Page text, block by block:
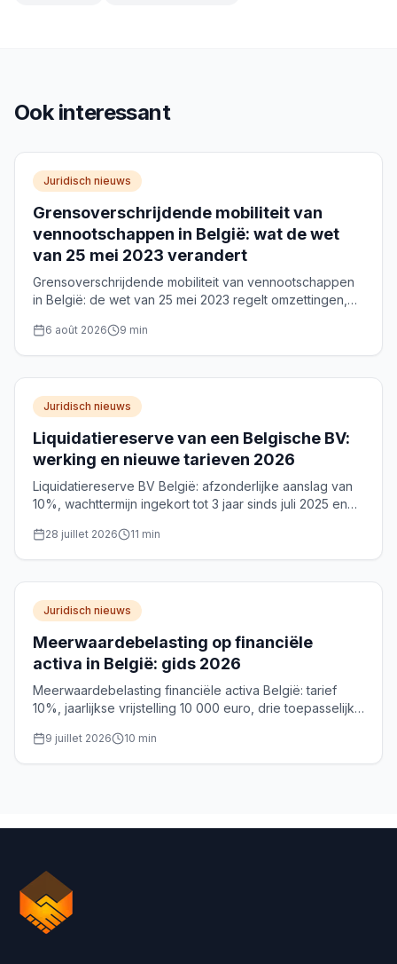
Ook interessant
Juridisch nieuws
Grensoverschrijdende mobiliteit van
vennootschappen in België: wat de wet
van 25 mei 2023 verandert
Grensoverschrijdende mobiliteit van vennootschappen
in België: de wet van 25 mei 2023 regelt omzettingen,
rechten van aandeelhouders.
6 août 2026 9 min
Juridisch nieuws
Liquidatiereserve van een Belgische BV:
werking en nieuwe tarieven 2026
Liquidatiereserve BV België: afzonderlijke aanslag van
10%, wachttermijn ingekort tot 3 jaar sinds juli 2025 en
28 juillet 2026 11 min
Juridisch nieuws
Meerwaardebelasting op financiële
activa in België: gids 2026
Meerwaardebelasting financiële activa België: tarief
10%, jaarlijkse vrijstelling 10 000 euro, drie toepasselijke
en zelfstandigen.
9 juillet 2026 10 min